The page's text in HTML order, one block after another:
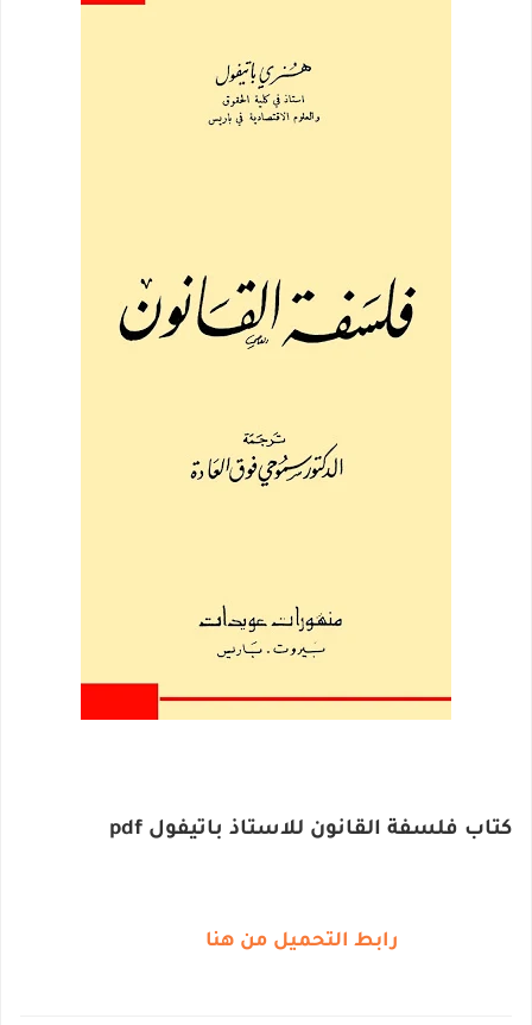
كتاب فلسفة القانون للاستاذ باتيفول pdf
رابط التحميل من هنا